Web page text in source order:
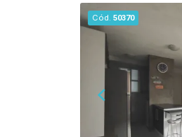
Localizado no
apenas duas
Paraíso e
Gonçalves, o
mercados,
consultórios,
serviços
proporciona
Cód. 50370